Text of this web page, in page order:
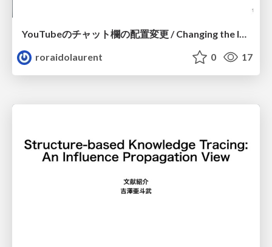
YouTubeのチャット欄の配置変更 / Changing the layout of the YouTube chat field
roraidolaurent
0 17